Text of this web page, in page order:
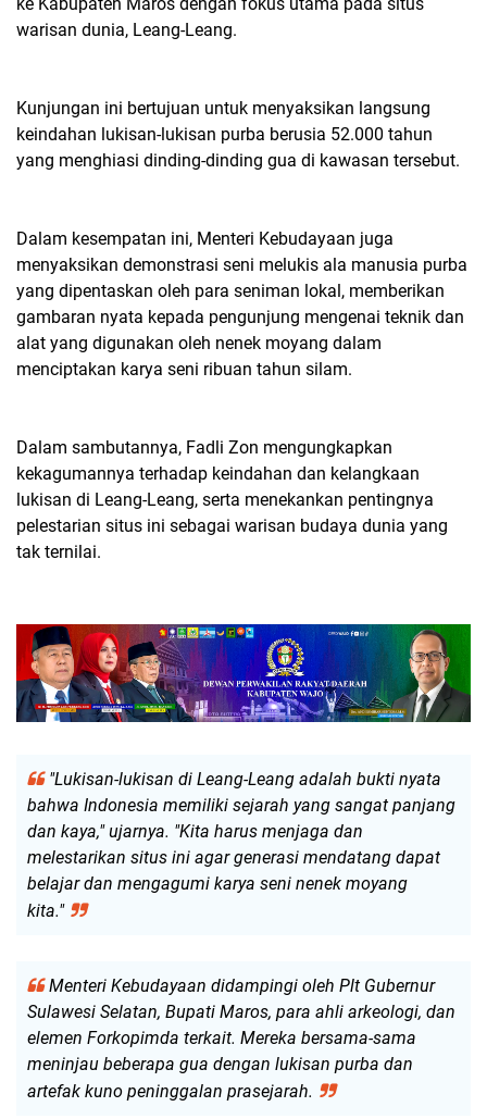
warisan dunia, Leang-Leang.
Kunjungan ini bertujuan untuk menyaksikan langsung
keindahan lukisan-lukisan purba berusia 52.000 tahun
yang menghiasi dinding-dinding gua di kawasan tersebut.
Dalam kesempatan ini, Menteri Kebudayaan juga
menyaksikan demonstrasi seni melukis ala manusia purba
yang dipentaskan oleh para seniman lokal, memberikan
gambaran nyata kepada pengunjung mengenai teknik dan
alat yang digunakan oleh nenek moyang dalam
menciptakan karya seni ribuan tahun silam.
Dalam sambutannya, Fadli Zon mengungkapkan
kekagumannya terhadap keindahan dan kelangkaan
lukisan di Leang-Leang, serta menekankan pentingnya
pelestarian situs ini sebagai warisan budaya dunia yang
tak ternilai.
"Lukisan-lukisan di Leang-Leang adalah bukti nyata
bahwa Indonesia memiliki sejarah yang sangat panjang
dan kaya," ujarnya. "Kita harus menjaga dan
melestarikan situs ini agar generasi mendatang dapat
belajar dan mengagumi karya seni nenek moyang
kita."
Menteri Kebudayaan didampingi oleh Plt Gubernur
Sulawesi Selatan, Bupati Maros, para ahli arkeologi, dan
elemen Forkopimda terkait. Mereka bersama-sama
meninjau beberapa gua dengan lukisan purba dan
artefak kuno peninggalan prasejarah.